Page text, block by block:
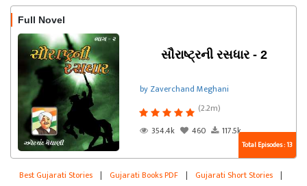
Full Novel
સૌરાષ્ટ્રની રસધાર - 2
by Zaverchand Meghani
(2.2m)
354.4k
460 117.5k
Total Episodes : 13
Best Gujarati Stories | Gujarati Books PDF | Gujarati Short Stories |